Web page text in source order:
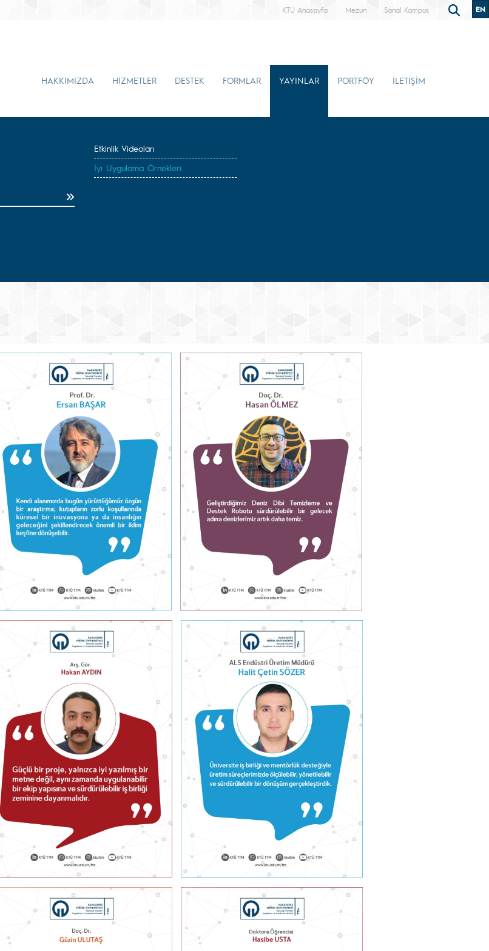
KTÜ Anasayfa Mezun Sanal Kampüs EN
HAKKIMIZDA HİZMETLER DESTEK FORMLAR YAYINLAR PORTFÖY İLETİŞİM
Etkinlik Videoları
İyi Uygulama Örnekleri